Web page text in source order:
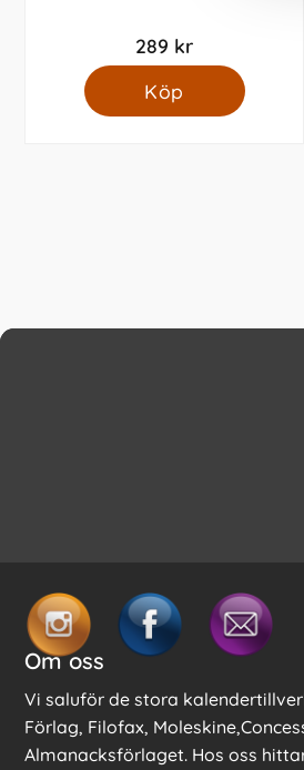
289 kr
Köp
Om oss
Vi saluför de stora
Förlag, Filofax,
Almanacksförlaget. Hos oss